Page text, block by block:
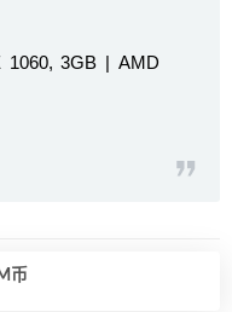
1060, 3GB | AMD
币